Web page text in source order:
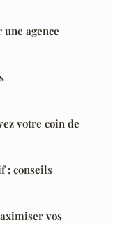
agence
votre coin de
: conseils
vos